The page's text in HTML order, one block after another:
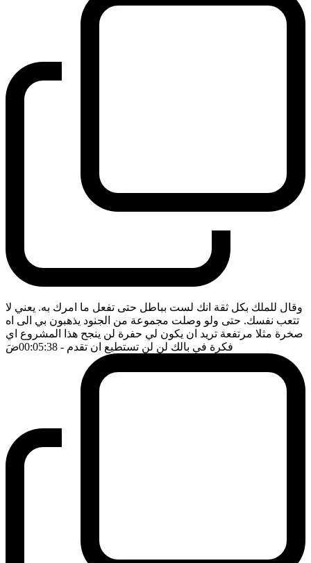
وقال للملك بكل ثقة انك لست بباطل حتى تفعل ما امرك به. يعني لا
تتعب نفسك. حتى ولو وصلت مجموعة من الجنود يذهبون بي الى اه
صخرة مثلا مرتفعة تريد ان يكون لي حفرة لن ينجح هذا المشروع اي
فكرة في بالك لن لن تستطيع ان تقدم - 00:05:38 ضَ